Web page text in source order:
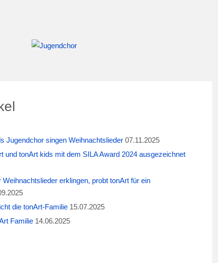
Jugendchor singen Weihnachtslieder 07.11.2025
und tonArt kids mit dem SILA Award 2024 ausgezeichnet
erklingen, probt tonArt für ein
die tonArt-Familie 15.07.2025
Familie 14.06.2025